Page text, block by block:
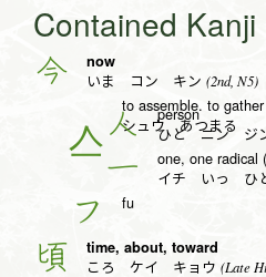
Contained
今 now
いま コン キン (2nd, N5)
to assemble. to
シュウ あつまる
人 person
ひと ニン ジ
一 one, one radical
イチ いっ ひ
フ fu
頃 time, about, toward
ころ ケイ キョウ (Late